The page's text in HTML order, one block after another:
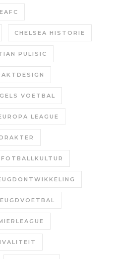
CHELSEA HISTORIE
PULISIC
VOETBAL
LEAGUE
FOTBALLKULTUR